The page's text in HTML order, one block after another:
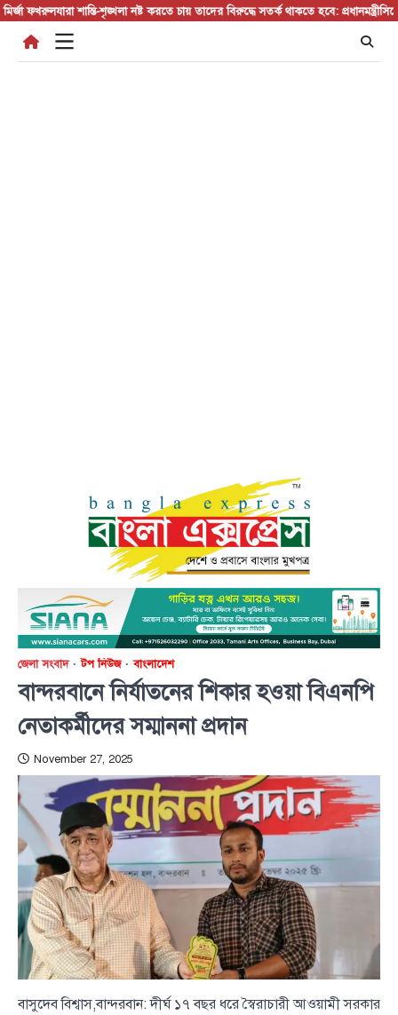
Skip
content
যারা শান্তি-শৃঙ্খলা নষ্ট করতে চায় তাদের বিরুদ্ধে সতর্ক থাকতে হবে: প্রধানমন্ত্রীসিলেট
জেলা সংবাদ টপ নিউজ বাংলাদেশ
বান্দরবানে নির্যাতনের শিকার হওয়া বিএনপি
নেতাকর্মীদের সম্মাননা প্রদান
November 27, 2025
বাসুদেব বিশ্বাস,বান্দরবান: দীর্ঘ ১৭ বছর ধরে স্বৈরাচারী আওয়ামী সরকার